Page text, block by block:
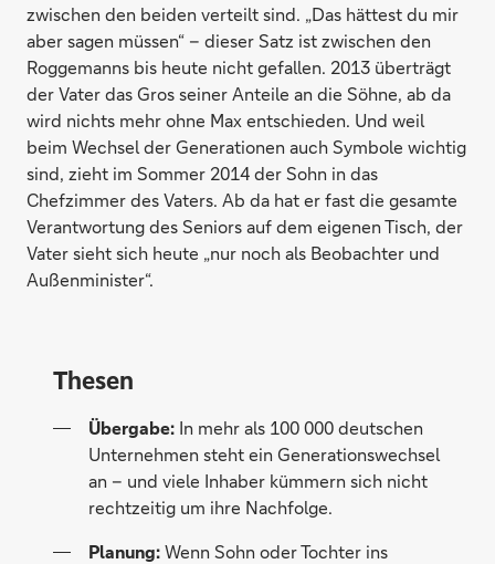
zwischen den beiden verteilt sind. „Das hättest du mir
aber sagen müssen“ – dieser Satz ist zwischen den
Roggemanns bis heute nicht gefallen. 2013 überträgt
der Vater das Gros seiner Anteile an die Söhne, ab da
wird nichts mehr ohne Max entschieden. Und weil
beim Wechsel der Generationen auch Symbole wichtig
sind, zieht im Sommer 2014 der Sohn in das
Chefzimmer des Vaters. Ab da hat er fast die gesamte
Verantwortung des Seniors auf dem eigenen Tisch, der
Vater sieht sich heute „nur noch als Beobachter und
Außenminister“.
Thesen
Übergabe: In mehr als 100 000 deutschen
Unternehmen steht ein Generationswechsel
an – und viele Inhaber kümmern sich nicht
rechtzeitig um ihre Nachfolge.
Planung:Wenn Sohn oder Tochter ins